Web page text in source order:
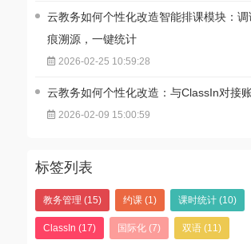
云教务如何个性化改造智能排课模块：
痕溯源，一键统计
2026-02-25 10:59:28
云教务如何个性化改造：与ClassIn对接
2026-02-09 15:00:59
标签列表
教务管理 (15) 约课 (1) 课时统计 (10)
ClassIn (17) 国际化 (7) 双语 (11)